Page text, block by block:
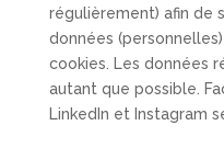
régulièrement) afin de
données
cookies. Les données
autant que possible.
LinkedIn et Instagram